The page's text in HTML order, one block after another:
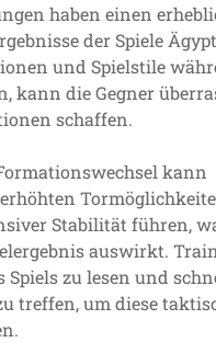
haben einen
der Spiele
und Spielstile
kann die Gegner
schaffen.
kann
Stabilität führen,
auswirkt.
Spiels zu lesen und
treffen, um diese